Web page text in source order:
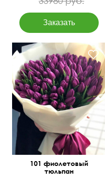
Тюльпаны (Краснодар,
Сочи) крупные.
101 фиолетовый
тюльпан